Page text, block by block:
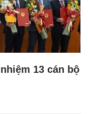
13 cán bộ